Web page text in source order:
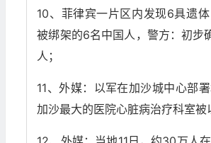
10、菲律宾一片区内发现6具遗
被绑架的6名中国人，警方：初步
人；
11、外媒：以军在加沙城中心部署
加沙最大的医院心脏病治疗科室被